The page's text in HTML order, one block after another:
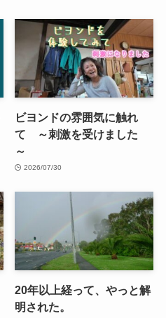
ビヨンドの雰囲気に触れ
て ～刺激を受けました
～
2026/07/30
20年以上経って、やっと解
明された。